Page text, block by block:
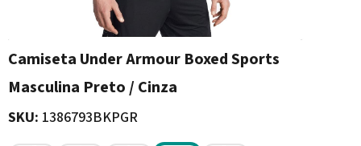
Camiseta Under Armour Boxed Sports
Masculina Preto / Cinza
SKU: 1386793BKPGR